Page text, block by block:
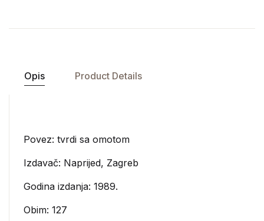
Opis Product Details
Povez: tvrdi sa omotom
Izdavač: Naprijed, Zagreb
Godina izdanja: 1989.
Obim: 127